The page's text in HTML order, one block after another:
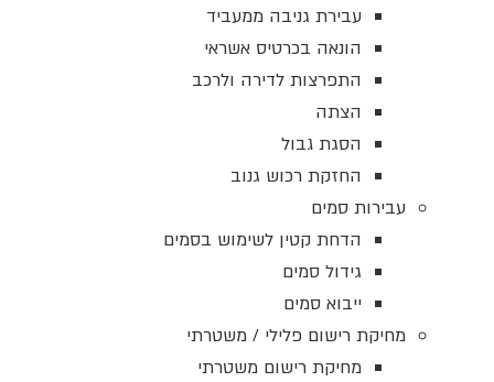
עבירת גניבה ממעביד
הונאה בכרטיס אשראי
התפרצות לדירה ולרכב
הצתה
הסגת גבול
החזקת רכוש גנוב
עבירות סמים
הדחת קטין לשימוש בסמים
גידול סמים
ייבוא סמים
מחיקת רישום פלילי / משטרתי
מחיקת רישום משטרתי